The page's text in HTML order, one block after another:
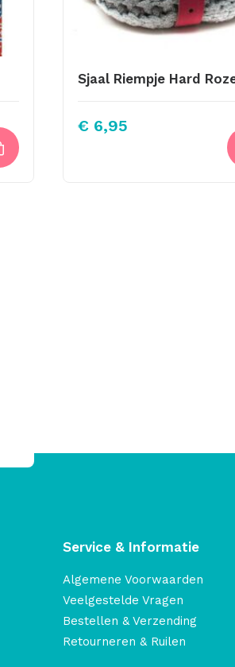
€ 6,95
Service & Informatie
Algemene Voorwaarden
Veelgestelde Vragen
Bestellen & Verzending
Retourneren & Ruilen